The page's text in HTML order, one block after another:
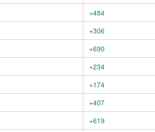
+484
+306
+690
+234
+174
+407
+619